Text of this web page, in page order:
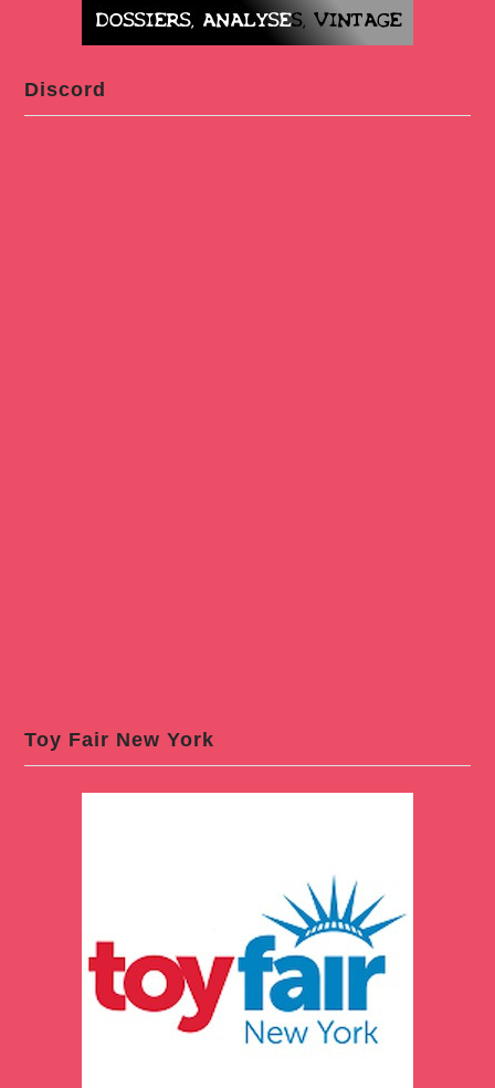
Discord
Toy Fair New York